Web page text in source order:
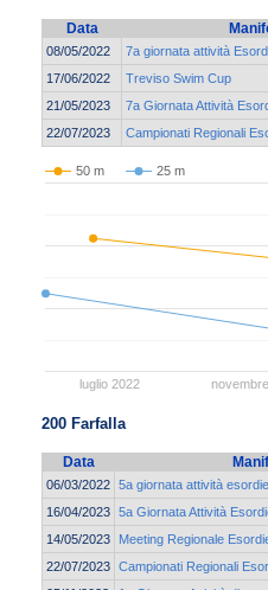
Data
08/05/2022
7a giornata attività
17/06/2022
Treviso Swim Cup
21/05/2023
7a Giornata Attività
22/07/2023
Campionati Regionali
50 m 25 m
luglio 2022
200 Farfalla
Data
06/03/2022 5a giornata attività
16/04/2023 5a Giornata Attività
14/05/2023
Meeting Regionale
22/07/2023 Campionati Regionali